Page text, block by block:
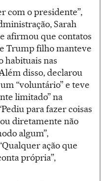
com o presidente”,
Sarah
afirmou que contatos
Trump filho manteve
habituais nas
disso, declarou
“voluntário” e teve
limitado” na
para fazer coisas
diretamente não
algum”,
ação que
própria”,